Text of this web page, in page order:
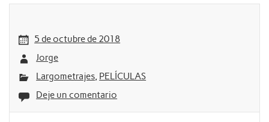
5 de octubre de 2018
Jorge
Largometrajes, PELÍCULAS
Deje un comentario